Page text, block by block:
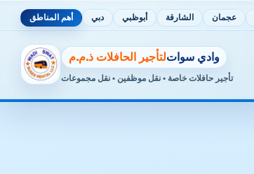
أهم المناطق دبي أبوظبي الشارقة عجمان
وادي سواتلتأجير الحافلات ذ.م.م
تأجير حافلات خاصة • نقل موظفين • نقل مجموعات